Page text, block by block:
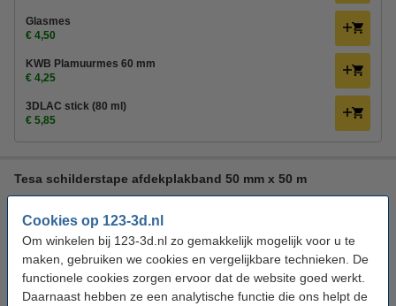
Cookies op 123-3d.nl
Om winkelen bij 123-3d.nl zo gemakkelijk mogelijk voor u te
maken, gebruiken we cookies en vergelijkbare technieken. De
functionele cookies zorgen ervoor dat de website goed werkt.
Daarnaast hebben ze een analytische functie die ons helpt de
Glasmes
€ 4,50
KWB Plamuurmes 60 mm
€ 4,25
3DLAC stick (80 ml)
€ 5,85
Tesa schilderstape afdekplakband 50 mm x 50 m
Bekijk de specificaties en beschrijving
Direct leverbaar
Morgen in huis